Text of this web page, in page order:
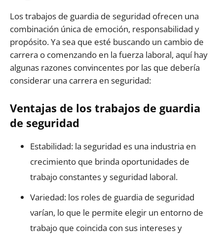
Los trabajos de guardia de seguridad ofrecen una
combinación única de emoción, responsabilidad y
propósito. Ya sea que esté buscando un cambio de
carrera o comenzando en la fuerza laboral, aquí hay
algunas razones convincentes por las que debería
considerar una carrera en seguridad:
Ventajas de los trabajos de guardia
de seguridad
Estabilidad: la seguridad es una industria en
crecimiento que brinda oportunidades de
trabajo constantes y seguridad laboral.
Variedad: los roles de guardia de seguridad
varían, lo que le permite elegir un entorno de
trabajo que coincida con sus intereses y